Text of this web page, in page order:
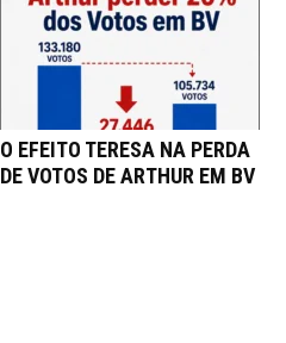
O EFEITO TERESA NA PERDA
DE VOTOS DE ARTHUR EM BV